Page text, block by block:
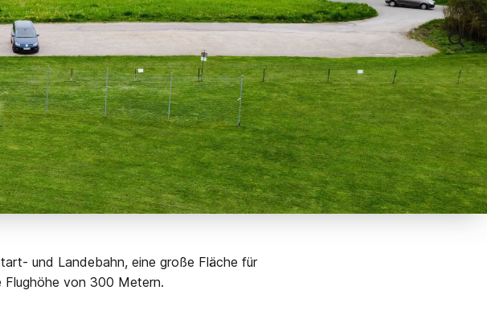
und Landebahn, eine große Fläche für
Flughöhe von 300 Metern.